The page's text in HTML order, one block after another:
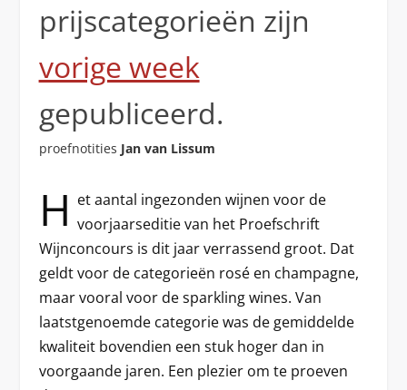
prijscategorieën zijn
vorige week
gepubliceerd.
proefnotities Jan van Lissum
H et aantal ingezonden wijnen voor de
voorjaarseditie van het Proefschrift
Wijnconcours is dit jaar verrassend groot. Dat
geldt voor de categorieën rosé en champagne,
maar vooral voor de sparkling wines. Van
laatstgenoemde categorie was de gemiddelde
kwaliteit bovendien een stuk hoger dan in
voorgaande jaren. Een plezier om te proeven